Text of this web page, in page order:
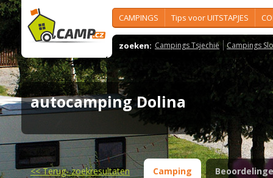
CAMPINGS Tips voor UITSTAPJES
zoeken: Campings Tsjechië Campings
autocamping Dolina
<<Terug- zoekresultaten Camping